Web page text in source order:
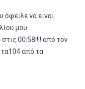
να είναι
μου
00:58!!!! από τον
από τα